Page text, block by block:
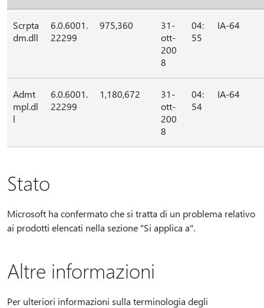
Scrpta
dm.dll
6.0.6001.
22299
975,360
31-
ott-
200
8
04:
55
IA-64
Admt
mpl.dl
l
6.0.6001.
22299
1,180,672
31-
ott-
200
8
04:
54
IA-64
Stato
Microsoft ha confermato che si tratta di un problema relativo
ai prodotti elencati nella sezione "Si applica a".
Altre informazioni
Per ulteriori informazioni sulla terminologia degli